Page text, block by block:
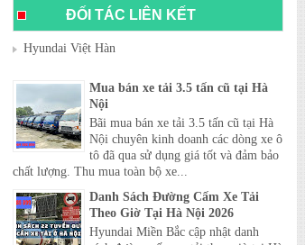
ĐỐI TÁC LIÊN KẾT
Hyundai Việt Hàn
Mua bán xe tải 3.5 tấn cũ tại Hà
Nội
Bãi mua bán xe tải 3.5 tấn cũ tại Hà
Nội chuyên kinh doanh các dòng xe ô
tô đã qua sử dụng giá tốt và đảm bảo
chất lượng. Thu mua toàn bộ xe...
Danh Sách Đường Cấm Xe Tải
Theo Giờ Tại Hà Nội 2026
Hyundai Miền Bắc cập nhật danh